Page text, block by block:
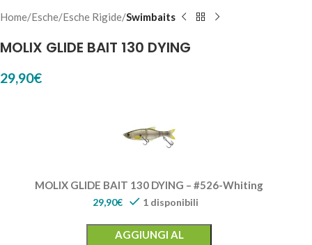
Home Esche Esche Rigide Swimbaits
MOLIX GLIDE BAIT 130 DYING
29,90€
MOLIX GLIDE BAIT 130 DYING – #526-Whiting
29,90€ 1 disponibili
AGGIUNGI AL